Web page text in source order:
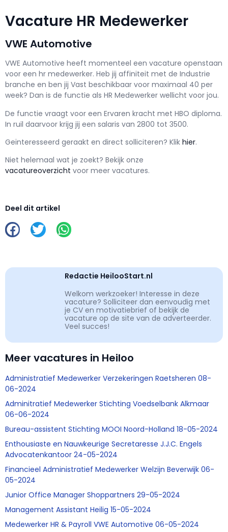
Vacature HR Medewerker
VWE Automotive
VWE Automotive heeft momenteel een vacature openstaan
voor een hr medewerker. Heb jij affiniteit met de Industrie
branche en ben jij Vast beschikbaar voor maximaal 40 per
week? Dan is de functie als HR Medewerker wellicht voor jou.
De functie vraagt voor een Ervaren kracht met HBO diploma.
In ruil daarvoor krijg jij een salaris van 2800 tot 3500.
Geïnteresseerd geraakt en direct solliciteren? Klik hier.
Niet helemaal wat je zoekt? Bekijk onze
vacatureoverzicht voor meer vacatures.
Deel dit artikel
Redactie HeilooStart.nl
Welkom werkzoeker! Interesse in deze
vacature? Solliciteer dan eenvoudig met
je CV en motivatiebrief of bekijk de
vacature op de site van de adverteerder.
Veel succes!
Meer vacatures in Heiloo
Administratief Medewerker Verzekeringen Raetsheren 08-
06-2024
Adminitratief Medewerker Stichting Voedselbank Alkmaar
06-06-2024
Bureau-assistent Stichting MOOI Noord-Holland 18-05-2024
Enthousiaste en Nauwkeurige Secretaresse J.J.C. Engels
Advocatenkantoor 24-05-2024
Financieel Administratief Medewerker Welzijn Beverwijk 06-
05-2024
Junior Office Manager Shoppartners 29-05-2024
Management Assistant Heilig 15-05-2024
Medewerker HR & Payroll VWE Automotive 06-05-2024